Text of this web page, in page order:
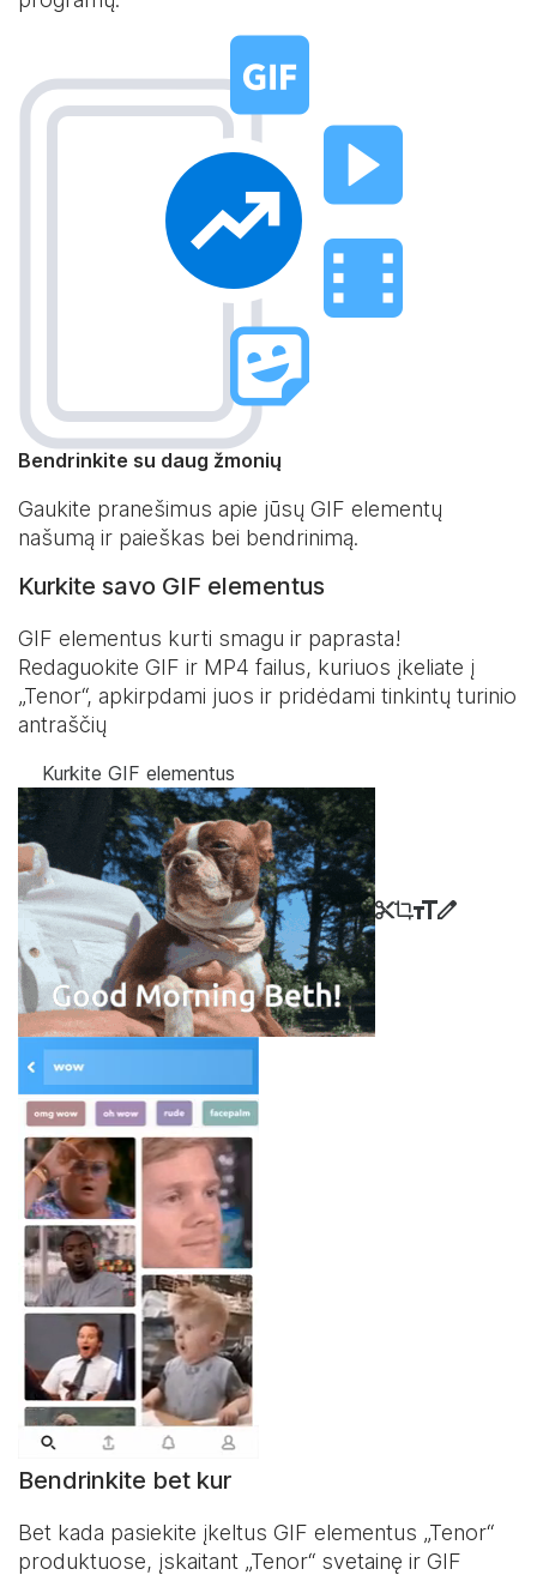
Bendrinkite su daug žmonių
Gaukite pranešimus apie jūsų GIF elementų
našumą ir paieškas bei bendrinimą.
Kurkite savo GIF elementus
GIF elementus kurti smagu ir paprasta!
Redaguokite GIF ir MP4 failus, kuriuos įkeliate į
„Tenor“, apkirpdami juos ir pridėdami tinkintų turinio
antraščių
Kurkite GIF elementus
Bendrinkite bet kur
Bet kada pasiekite įkeltus GIF elementus „Tenor“
produktuose, įskaitant „Tenor“ svetainę ir GIF